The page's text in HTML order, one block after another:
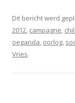
Dit bericht werd
2012, campagne,
oeganda, oorlog,
Vries.